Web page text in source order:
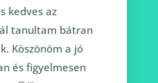
kedves az
tanultam bátran
Köszönöm a jó
és figyelmesen